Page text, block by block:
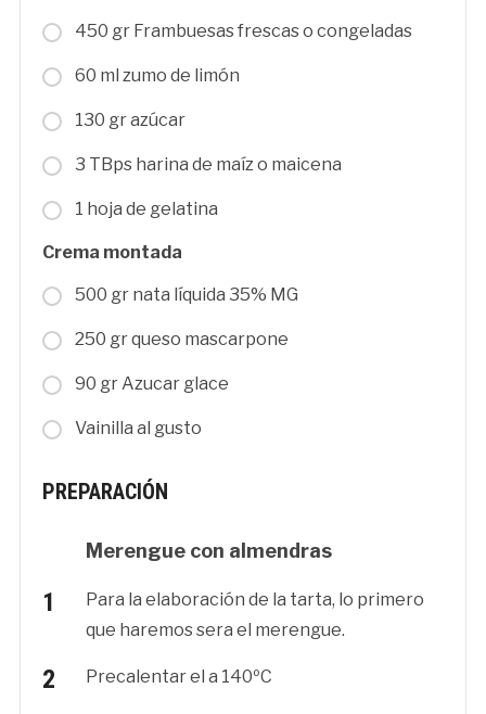
450 gr Frambuesas frescas o congeladas
60 ml zumo de limón
130 gr azúcar
3 TBps harina de maíz o maicena
1 hoja de gelatina
Crema montada
500 gr nata líquida 35% MG
250 gr queso mascarpone
90 gr Azucar glace
Vainilla al gusto
PREPARACIÓN
Merengue con almendras
Para la elaboración de la tarta, lo primero
que haremos sera el merengue.
Precalentar el a 140ºC